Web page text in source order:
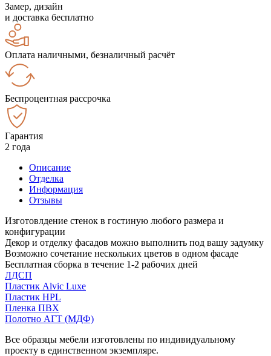
Замер, дизайн
и доставка бесплатно
Оплата наличными, безналичный расчёт
Беспроцентная рассрочка
Гарантия
2 года
Описание
Отделка
Информация
Отзывы
Изготовлдение стенок в гостиную любого размера и
конфигурации
Декор и отделку фасадов можно выполнить под вашу задумку
Возможно сочетание нескольких цветов в одном фасаде
Бесплатная сборка в течение 1-2 рабочих дней
ЛДСП
Пластик Alvic Luxe
Пластик HPL
Пленка ПВХ
Полотно АГТ (МДФ)
Все образцы мебели изготовлены по индивидуальному
проекту в единственном экземпляре.